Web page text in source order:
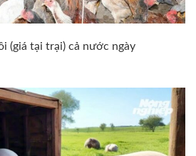
(giá tại trại) cả nước ngày